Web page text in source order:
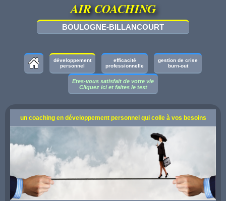
AIR COACHING
BOULOGNE-BILLANCOURT
développement
personnel
efficacité
professionnelle
gestion de crise
burn-out
Etes-vous satisfait de votre vie
Cliquez ici et faites le test
un coaching en développement personnel qui colle à vos besoins